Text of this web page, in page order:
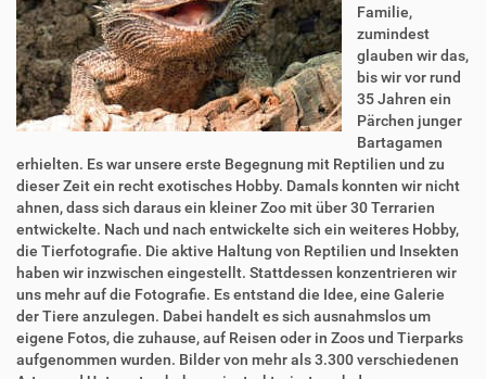
Familie,
zumindest
glauben wir das,
bis wir vor rund
35 Jahren ein
Pärchen junger
Bartagamen
erhielten. Es war unsere erste Begegnung mit Reptilien und zu
dieser Zeit ein recht exotisches Hobby. Damals konnten wir nicht
ahnen, dass sich daraus ein kleiner Zoo mit über 30 Terrarien
entwickelte. Nach und nach entwickelte sich ein weiteres Hobby,
die Tierfotografie. Die aktive Haltung von Reptilien und Insekten
haben wir inzwischen eingestellt. Stattdessen konzentrieren wir
uns mehr auf die Fotografie. Es entstand die Idee, eine Galerie
der Tiere anzulegen. Dabei handelt es sich ausnahmslos um
eigene Fotos, die zuhause, auf Reisen oder in Zoos und Tierparks
aufgenommen wurden. Bilder von mehr als 3.300 verschiedenen